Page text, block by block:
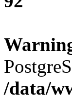
/data/